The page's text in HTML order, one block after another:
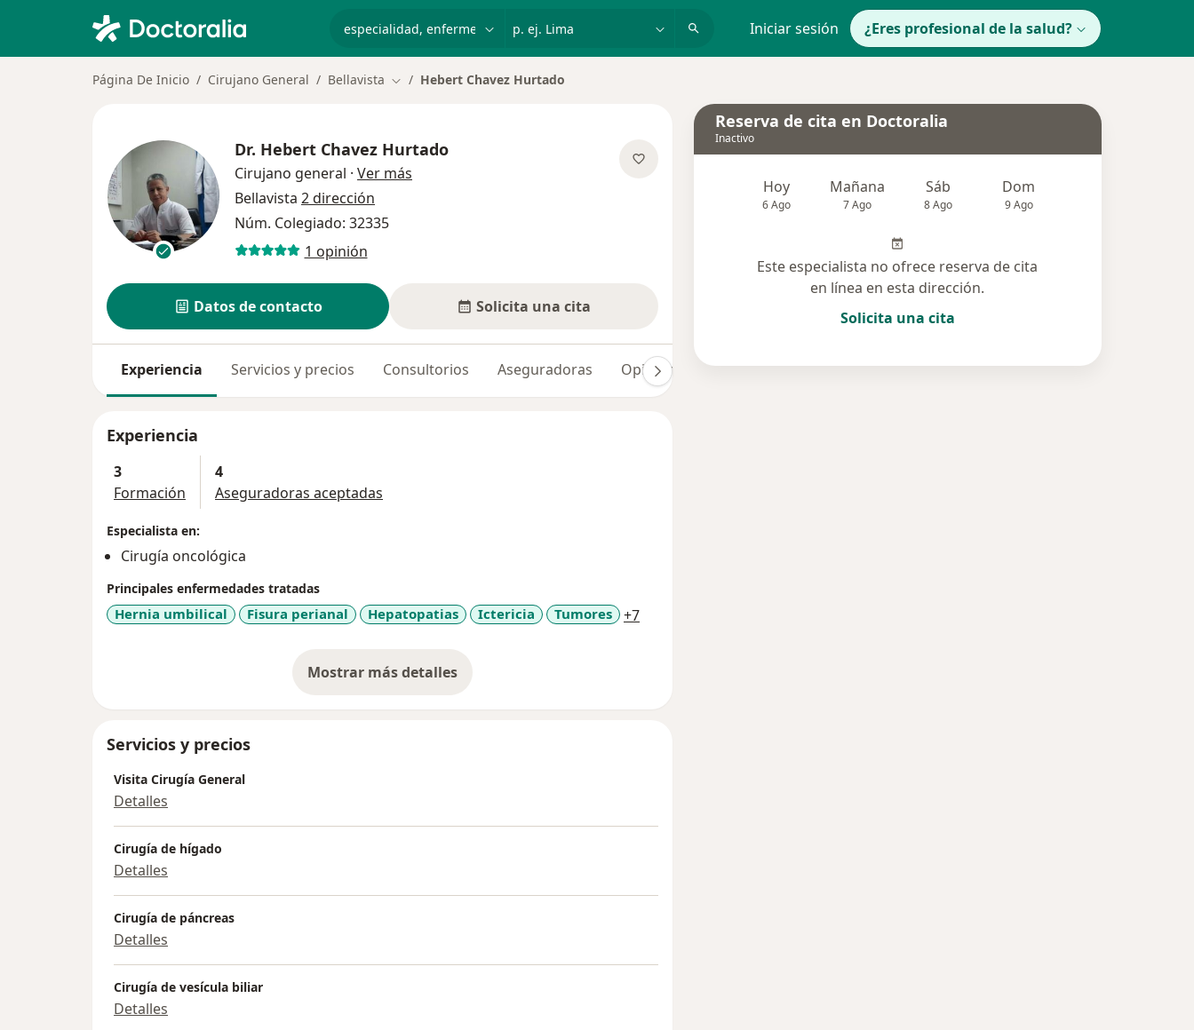
Iniciar sesión ¿Eres profesional de la salud?
Página De Inicio Cirujano General Bellavista Cambiar de ciudad
Hebert Chavez Hurtado
Dr. Hebert Chavez Hurtado
Cirujano general · Ver más
Bellavista 2 dirección
Núm. Colegiado: 32335
1 opinión
Datos de contacto Solicita una cita
Experiencia Servicios y precios Consultorios Aseguradoras Opiniones (1) Dudas solucionadas (2)
Experiencia
3
Formación
4
Aseguradoras aceptadas
Especialista en:
Cirugía oncológica
Principales enfermedades tratadas
Hernia umbilical Fisura perianal Hepatopatias Ictericia Tumores +7a11y_sr_more_diseases
Mostrar más detalles
sobre la experiencia
Servicios y precios
Visita Cirugía General
Detalles
Cirugía de hígado
Detalles
Cirugía de páncreas
Detalles
Cirugía de vesícula biliar
Detalles
Reserva de cita en Doctoralia
Inactivo
Hoy
6 Ago
Mañana
7 Ago
Sáb
8 Ago
Dom
9 Ago
Este especialista no ofrece reserva de cita
en línea en esta dirección.
Solicita una cita